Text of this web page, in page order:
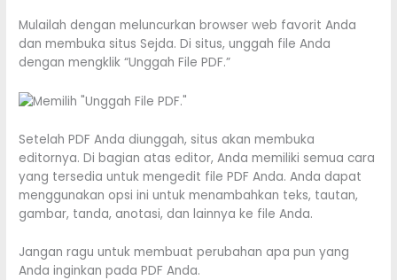
Mulailah dengan meluncurkan browser web favorit Anda
dan membuka situs Sejda. Di situs, unggah file Anda
dengan mengklik “Unggah File PDF.”
Setelah PDF Anda diunggah, situs akan membuka
editornya. Di bagian atas editor, Anda memiliki semua cara
yang tersedia untuk mengedit file PDF Anda. Anda dapat
menggunakan opsi ini untuk menambahkan teks, tautan,
gambar, tanda, anotasi, dan lainnya ke file Anda.
Jangan ragu untuk membuat perubahan apa pun yang
Anda inginkan pada PDF Anda.